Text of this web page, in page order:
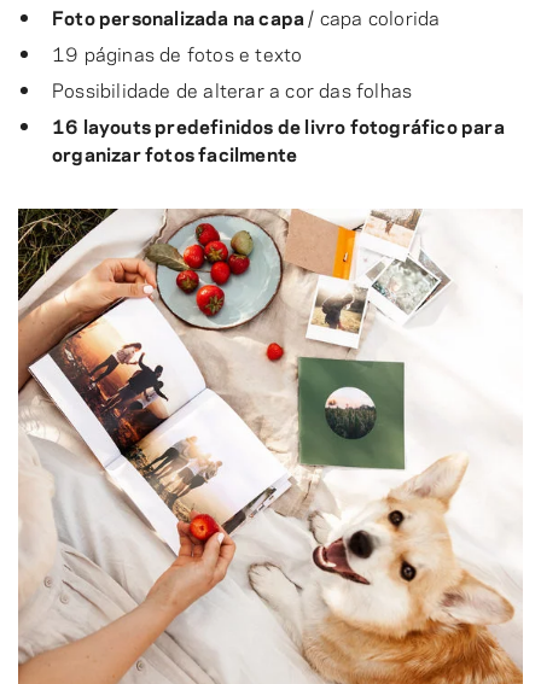
Foto personalizada na capa / capa colorida
19 páginas de fotos e texto
Possibilidade de alterar a cor das folhas
16 layouts predefinidos de livro fotográfico para
organizar fotos facilmente